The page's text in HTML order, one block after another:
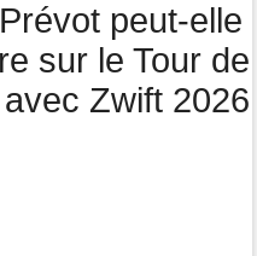
peut-elle
sur le Tour de
Zwift 2026